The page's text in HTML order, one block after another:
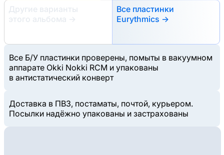
Другие варианты
этого альбома
→
Все пластинки
Eurythmics →
Все Б/У пластинки проверены, помыты в вакуумном
аппарате Okki Nokki RCM и упакованы
в антистатический конверт
Доставка в ПВЗ, постаматы, почтой, курьером.
Посылки надёжно упакованы и застрахованы